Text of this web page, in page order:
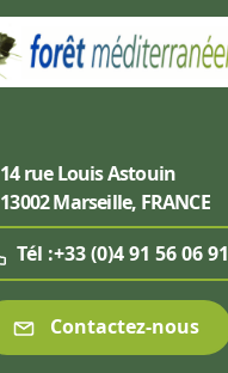
14 rue Louis Astouin
13002 Marseille, FRANCE
Tél :+33 (0)4 91 56 06 91
Contactez-nous